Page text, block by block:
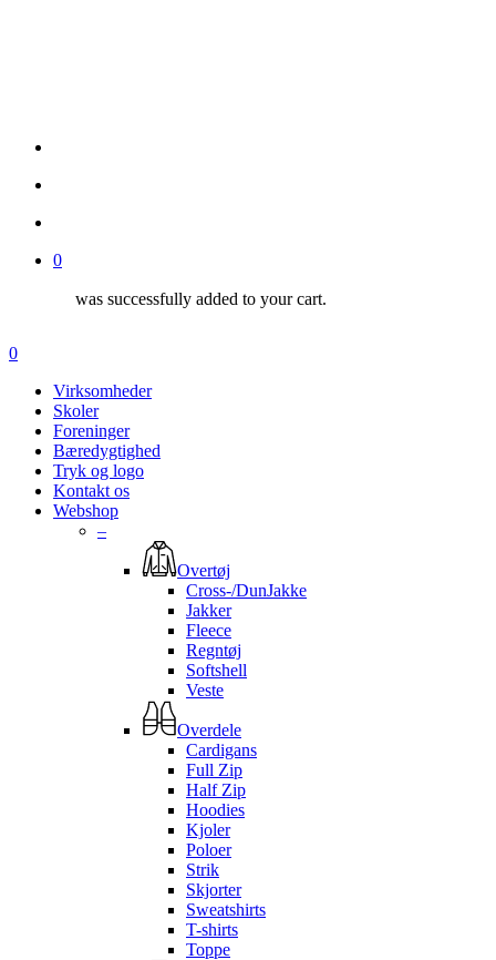
0
was successfully added to your cart.
Menu
search
account
0
Virksomheder
Skoler
Foreninger
Bæredygtighed
Tryk og logo
Kontakt os
Webshop
–
Overtøj
Cross-/DunJakke
Jakker
Fleece
Regntøj
Softshell
Veste
Overdele
Cardigans
Full Zip
Half Zip
Hoodies
Kjoler
Poloer
Strik
Skjorter
Sweatshirts
T-shirts
Toppe